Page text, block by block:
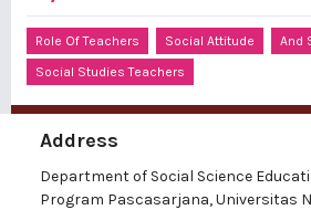
Role Of Teachers Social Attitude
And
Social Studies Teachers
Address
Department of Social Science
Program Pascasarjana, Universitas